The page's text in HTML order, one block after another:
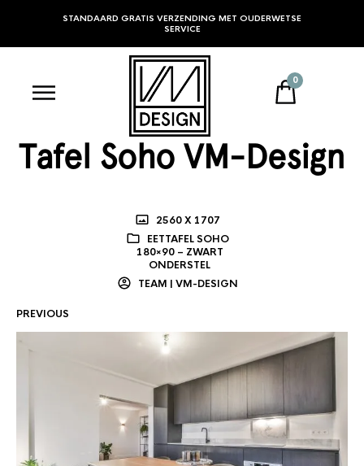
STANDAARD GRATIS VERZENDING MET OUDERWETSE
SERVICE
0
Tafel Soho VM-Design
2560 X 1707
EETTAFEL SOHO
180×90 – ZWART
ONDERSTEL
TEAM | VM-DESIGN
PREVIOUS